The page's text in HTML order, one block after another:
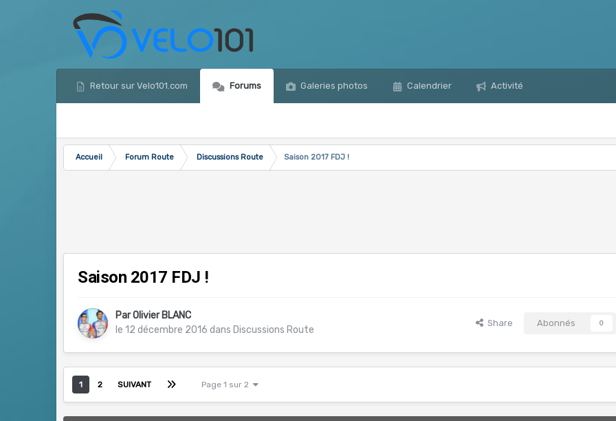
Retour sur Velo101.com Forums Galeries photos Calendrier Activité
Accueil Forum Route Discussions Route Saison 2017 FDJ !
Saison 2017 FDJ !
ParOlivier BLANC
le 12 décembre 2016 dans Discussions Route
Share Abonnés 0
1 2 SUIVANT Page 1 sur 2